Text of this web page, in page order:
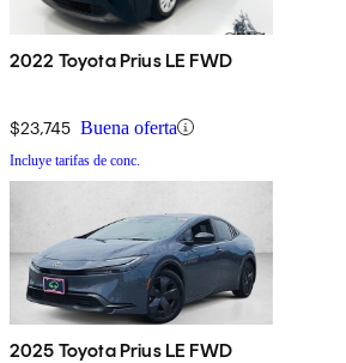
2022 Toyota Prius LE FWD
$23,745 Buena oferta
Incluye tarifas de conc.
2025 Toyota Prius LE FWD